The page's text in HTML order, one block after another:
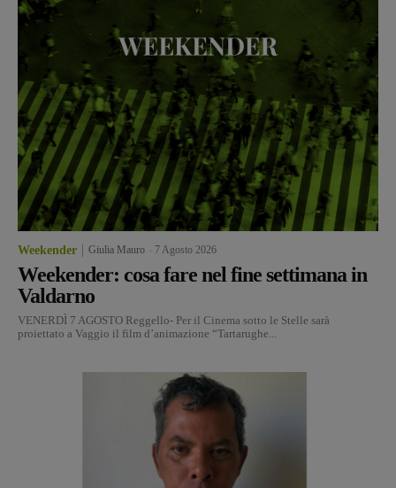
Weekender Giulia Mauro 7 Agosto 2026
Weekender: cosa fare nel fine settimana in
Valdarno
VENERDÌ 7 AGOSTO Reggello- Per il Cinema sotto le Stelle sarà
proiettato a Vaggio il film d’animazione “Tartarughe...